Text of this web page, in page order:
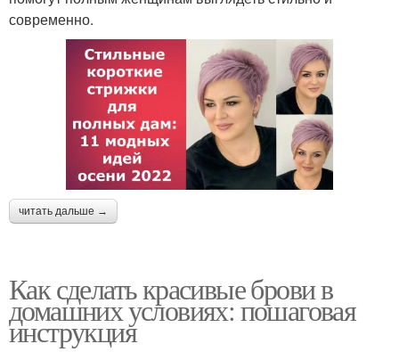
современно.
читать дальше →
Как сделать красивые брови в
домашних условиях: пошаговая
инструкция